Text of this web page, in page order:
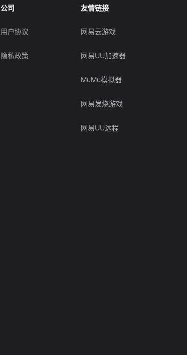
公司
用户协议
隐私政策
友情链接
网易云游戏
网易UU加速器
MuMu模拟器
网易发烧游戏
网易UU远程